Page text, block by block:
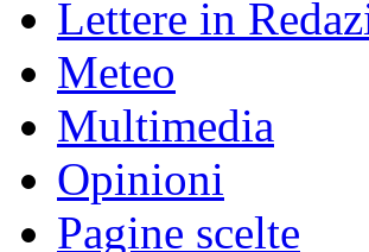
Lettere in
Meteo
Multimedia
Opinioni
Pagine scelte